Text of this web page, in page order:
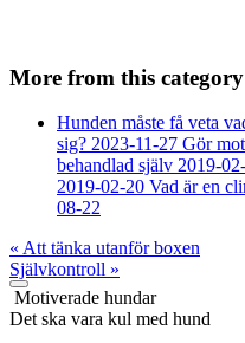
More from this category
Hunden måste få veta
sig? 2023-11-27 Gör
behandlad själv 2019-
2019-02-20 Vad är en
08-22
« Att tänka utanför boxen
Självkontroll »
Motiverade hundar
Det ska vara kul med hund